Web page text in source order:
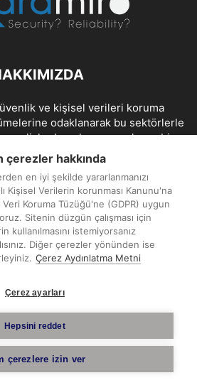
ve kişisel verileri koruma
odaklanarak bu sektörlerle
hazırlayıp yayınlayan bir
haber sitesidir.
TAKIP EDIN
Sentez Medya Limited. Tüm hakları
saklıdır.
çerezler hakkında
en iyi şekilde yararlanmanızı
Kişisel Verilerin korunması Kanunu'na
Koruma Tüzüğü'ne (GDPR) uygun
Sitenin düzgün çalışması için
istemiyorsanız
Diğer çerezler yönünden ise
Çerez Aydınlatma Metni
Çerez ayarları
Hepsini reddet
çerezlere izin ver